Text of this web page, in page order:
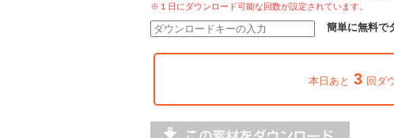
※１日にダウンロード可能な回数が設定されています。
簡単に無料で
本日あと 3 回ダ